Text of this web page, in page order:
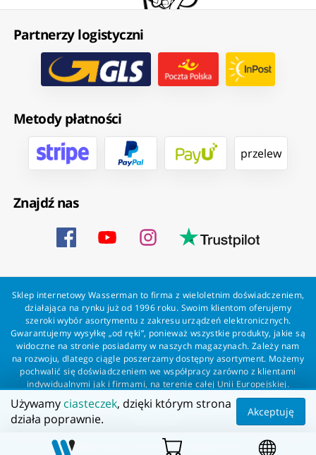
Partnerzy logistyczni
Metody płatności
przelew
Znajdź nas
Sklep internetowy Wasserman to firma z wieloletnim doświadczeniem,
działająca na rynku już od 1996 roku. Swoim klientom oferujemy
szeroki wybór asortymentu z zakresu urządzeń elektronicznych.
Gwarantujemy wysyłkę „od ręki”, ponieważ wszystkie produkty, jakie są
widoczne na stronie posiadamy w naszych magazynach. Zależy nam
na rozwoju, dlatego ciągle poszerzamy dostępny asortyment. Możemy
pochwalić się doświadczeniem we współpracy zarówno z klientami
indywidualnymi jak i firmami, na terenie całej Unii Europejskiej.
Zapewniamy profesjonalną obsługę każdego klienta oraz szybką i
bezproblemową realizację zamówień. Wasserman - wszystko dla
Wszelkie prawa zastrzeżone dla Wasserman.eu
Używamy ciasteczek, dzięki którym strona
działa poprawnie.
Akceptuję